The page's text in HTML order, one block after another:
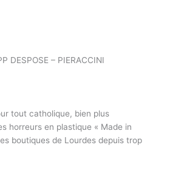
DESPOSE – PIERACCINI
tout catholique, bien plus
horreurs en plastique « Made in
boutiques de Lourdes depuis trop